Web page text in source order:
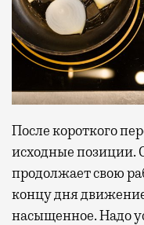
После короткого
исходные позиции.
продолжает свою
концу дня
насыщенное. Надо